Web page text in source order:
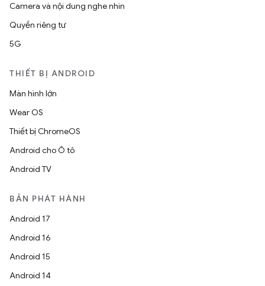
Camera và nội dung nghe nhìn
Quyền riêng tư
5G
THIẾT BỊ ANDROID
Màn hình lớn
Wear OS
Thiết bị ChromeOS
Android cho Ô tô
Android TV
BẢN PHÁT HÀNH
Android 17
Android 16
Android 15
Android 14